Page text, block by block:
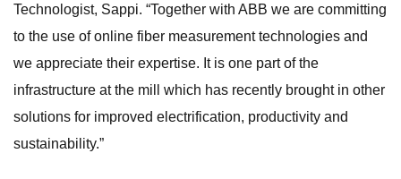
Technologist, Sappi. “Together with ABB we are committing
to the use of online fiber measurement technologies and
we appreciate their expertise. It is one part of the
infrastructure at the mill which has recently brought in other
solutions for improved electrification, productivity and
sustainability.”